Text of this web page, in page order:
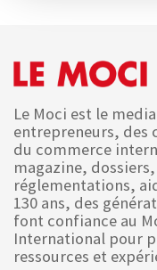
Le Moci est le
entrepreneurs, des
du commerce
magazine,
réglementations,
130 ans, des
font confiance au
International pour
ressources et